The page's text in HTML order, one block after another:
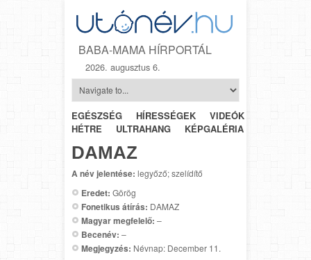
BABA-MAMA HÍRPORTÁL
2026. augusztus 6.
EGÉSZSÉG HÍRESSÉGEK VIDEÓK
HÉTRŐL-
HÉTRE
ULTRAHANG KÉPGALÉRIA
DAMAZ
A név jelentése: legyőző; szelídítő
Eredet: Görög
Fonetikus átírás: DAMAZ
Magyar megfelelő: –
Becenév: –
Megjegyzés: Névnap: December 11.